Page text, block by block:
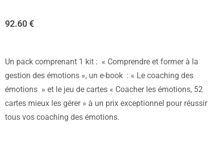
92.60€
Un pack comprenant 1 kit : « Comprendre et former à la
gestion des émotions », un e-book : « Le coaching des
émotions » et le jeu de cartes « Coacher les émotions, 52
cartes mieux les gérer » à un prix exceptionnel pour réussir
tous vos coaching des émotions.